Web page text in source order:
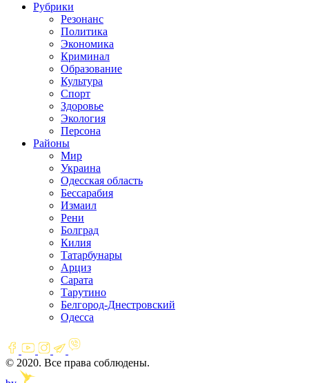
Рубрики
Резонанс
Политика
Экономика
Криминал
Образование
Культура
Спорт
Здоровье
Экология
Персона
Районы
Мир
Украина
Одесская область
Бессарабия
Измаил
Рени
Болград
Килия
Татарбунары
Арциз
Сарата
Тарутино
Белгород-Днестровский
Одесса
© 2020. Все права соблюдены.